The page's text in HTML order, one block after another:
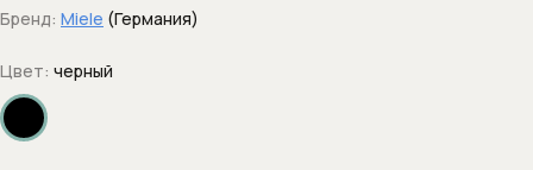
Держатели душа
Диверторы
Бренд: Miele (Германия)
Цвет: черный